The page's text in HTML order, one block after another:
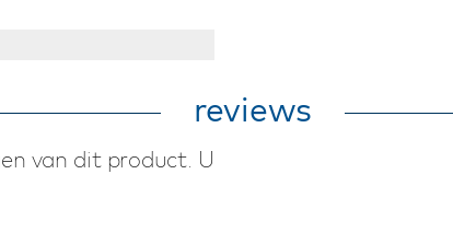
reviews
van dit product. U